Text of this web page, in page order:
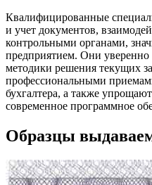
Квалифицированные
и учет документов,
контрольными органами,
предприятием. Они
методики решения текущих
профессиональными
бухгалтера, а также
современное программное
Образцы